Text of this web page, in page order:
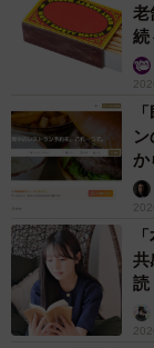
老
続
か
共
読